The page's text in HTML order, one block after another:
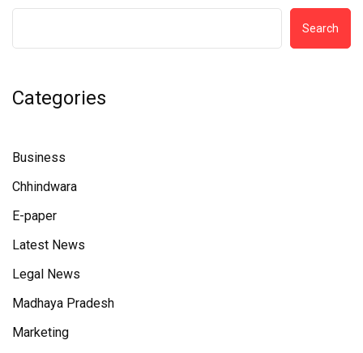
Search
Categories
Business
Chhindwara
E-paper
Latest News
Legal News
Madhaya Pradesh
Marketing